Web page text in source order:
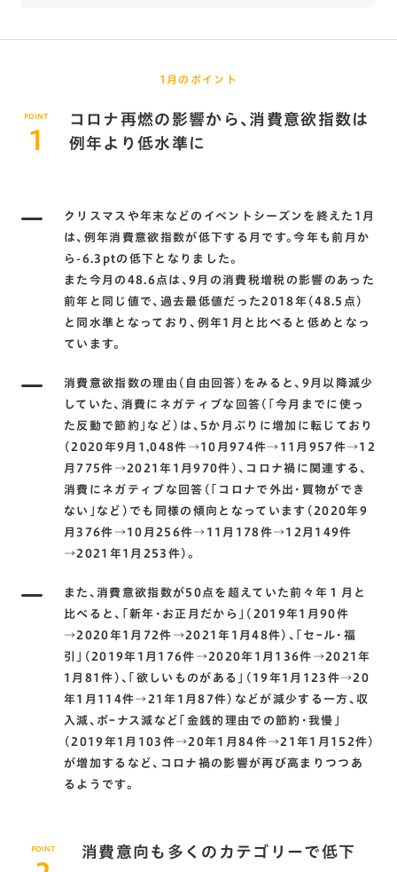
1月のポイント
POINT
1
コロナ再燃の影響から､消費意欲指数は
例年より低水準に
クリスマスや年末などのイベントシーズンを終えた1月
は､例年消費意欲指数が低下する月です。今年も前月か
ら-6.3ptの低下となりました。
また今月の48.6点は､9月の消費税増税の影響のあった
前年と同じ値で､過去最低値だった2018年(48.5点)
と同水準となっており､例年1月と比べると低めとなっ
ています。
消費意欲指数の理由(自由回答)をみると､9月以降減少
していた､消費にネガティブな回答(｢今月までに使っ
た反動で節約｣など)は､5か月ぶりに増加に転じており
(2020年9月1,048件→10月974件→11月957件→12
月775件→2021年1月970件)､コロナ禍に関連する､
消費にネガティブな回答(｢コロナで外出･買物ができ
ない｣など)でも同様の傾向となっています(2020年9
月376件→10月256件→11月178件→12月149件
→2021年1月253件)。
また､消費意欲指数が50点を超えていた前々年１月と
比べると､｢新年･お正月だから｣(2019年1月90件
→2020年1月72件→2021年1月48件)､｢セｰル･福
引｣(2019年1月176件→2020年1月136件→2021年
1月81件)､｢欲しいものがある｣(19年1月123件→20
年1月114件→21年1月87件)などが減少する一方､収
入減､ボｰナス減など｢金銭的理由での節約･我慢｣
(2019年1月103件→20年1月84件→21年1月152件)
が増加するなど､コロナ禍の影響が再び高まりつつあ
るようです。
POINT 消費意向も多くのカテゴリーで低下